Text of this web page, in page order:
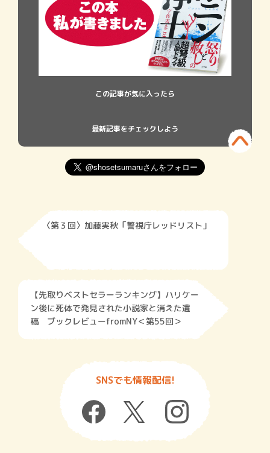
この記事が気に入ったら
最新記事をチェックしよう
〈第３回〉加藤実秋「警視庁レッドリスト」
【先取りベストセラーランキング】ハリケー
ン後に死体で発見された小説家と消えた遺
稿 ブックレビューfromNY＜第55回＞
SNSでも情報配信!